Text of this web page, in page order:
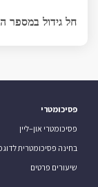
חל גידול במספר
פסיכומטרי
פסיכומטרי און–ליין
בחינה פסיכומטרית
שיעורים פרטים